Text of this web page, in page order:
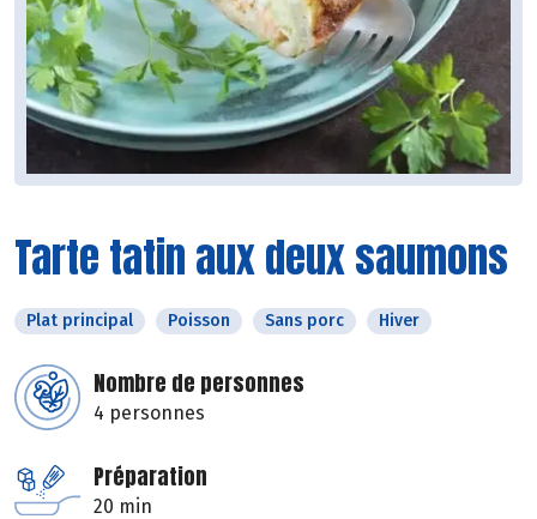
Tarte tatin aux deux saumons
Plat principal Poisson Sans porc Hiver
Nombre de personnes
4 personnes
Préparation
20 min